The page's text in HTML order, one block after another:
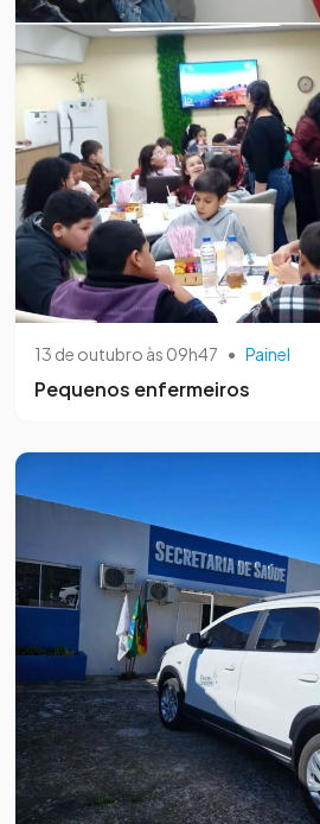
13 de outubro às 09h47 • Painel
Pequenos enfermeiros